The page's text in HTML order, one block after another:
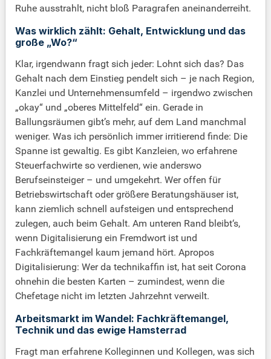
Ruhe ausstrahlt, nicht bloß Paragrafen aneinanderreiht.
Was wirklich zählt: Gehalt, Entwicklung und das
große „Wo?“
Klar, irgendwann fragt sich jeder: Lohnt sich das? Das
Gehalt nach dem Einstieg pendelt sich – je nach Region,
Kanzlei und Unternehmensumfeld – irgendwo zwischen
„okay“ und „oberes Mittelfeld“ ein. Gerade in
Ballungsräumen gibt’s mehr, auf dem Land manchmal
weniger. Was ich persönlich immer irritierend finde: Die
Spanne ist gewaltig. Es gibt Kanzleien, wo erfahrene
Steuerfachwirte so verdienen, wie anderswo
Berufseinsteiger – und umgekehrt. Wer offen für
Betriebswirtschaft oder größere Beratungshäuser ist,
kann ziemlich schnell aufsteigen und entsprechend
zulegen, auch beim Gehalt. Am unteren Rand bleibt‘s,
wenn Digitalisierung ein Fremdwort ist und
Fachkräftemangel kaum jemand hört. Apropos
Digitalisierung: Wer da technikaffin ist, hat seit Corona
ohnehin die besten Karten – zumindest, wenn die
Chefetage nicht im letzten Jahrzehnt verweilt.
Arbeitsmarkt im Wandel: Fachkräftemangel,
Technik und das ewige Hamsterrad
Fragt man erfahrene Kolleginnen und Kollegen, was sich